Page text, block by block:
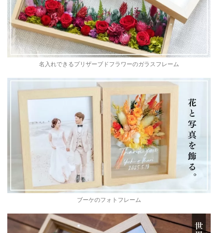
名入れできるプリザーブドフラワーのガラスフレーム
ブーケのフォトフレーム